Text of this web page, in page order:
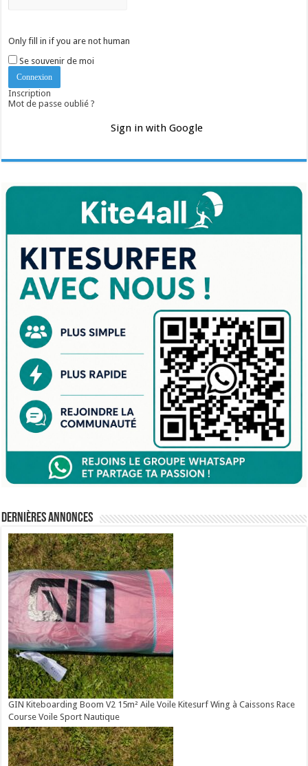
Only fill in if you are not human
Se souvenir de moi
Inscription
Mot de passe oublié ?
Sign in with Google
Dernières annonces
GIN Kiteboarding Boom V2 15m² Aile Voile Kitesurf Wing à Caissons Race
Course Voile Sport Nautique